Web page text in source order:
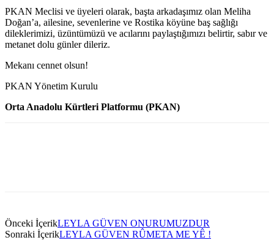
PKAN Meclisi ve üyeleri olarak, başta arkadaşımız olan Meliha
Doğan’a, ailesine, sevenlerine ve Rostika köyüne baş sağlığı
dileklerimizi, üzüntümüzü ve acılarını paylaştığımızı belirtir, sabır ve
metanet dolu günler dileriz.
Mekanı cennet olsun!
PKAN Yönetim Kurulu
Orta Anadolu Kürtleri Platformu (PKAN)
Önceki İçerikLEYLA GÜVEN ONURUMUZDUR
Sonraki İçerikLEYLA GÜVEN RÛMETA ME YÊ !